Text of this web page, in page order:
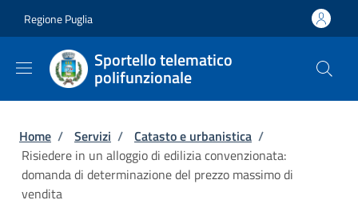
Regione Puglia
Sportello telematico
polifunzionale
Briciole di pane
Home / Servizi / Catasto e urbanistica /
Risiedere in un alloggio di edilizia convenzionata:
domanda di determinazione del prezzo massimo di
vendita